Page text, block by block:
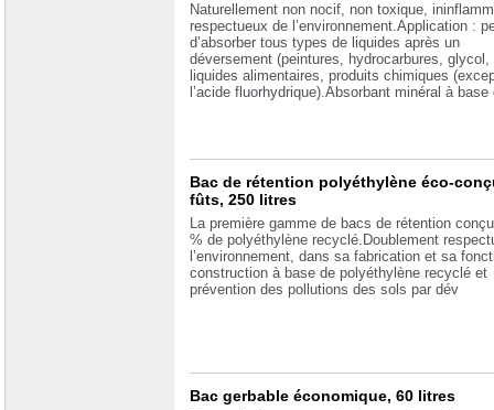
Naturellement non nocif, non toxique,
respectueux de l’environnement.Application :
d’absorber tous types de liquides après un
déversement (peintures, hydrocarbures, glycol,
liquides alimentaires, produits chimiques
l’acide fluorhydrique).Absorbant minéral à
Bac de rétention polyéthylène éco-
fûts, 250 litres
La première gamme de bacs de rétention
% de polyéthylène recyclé.Doublement
l’environnement, dans sa fabrication et sa
construction à base de polyéthylène recyclé et
prévention des pollutions des sols par dév
Bac gerbable économique, 60 litres